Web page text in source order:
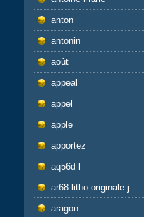
anton
antonin
août
appeal
appel
apple
apportez
aq56d-l
ar68-litho-originale-j
aragon